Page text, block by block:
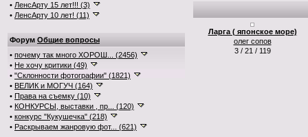
• ЛенсАрту 15 лет!!! (3)
• ЛенсАрту 10 лет! (11)
Форум Общие вопросы
• почему так много ХОРОШ... (2456)
• Не хочу критики (49)
• "Склонности фотографии" (1821)
• ВЕЛИК и МОГУЧ (164)
• Права на съемку (10)
• КОНКУРСЫ, выставки , пр... (120)
• конкурс "Кукушечка" (218)
• Раскрываем жанровую фот... (621)
Ларга ( японское море)
олег сопов
3 / 21 / 119